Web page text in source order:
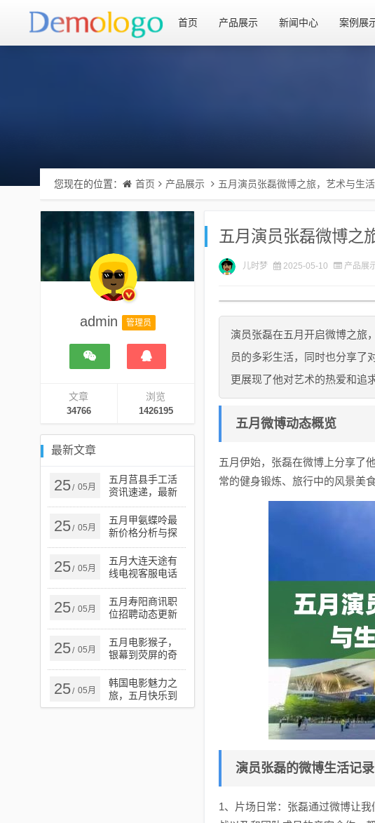
首页 产品展示 新闻中心 案例展
您现在的位置： 首页 产品展示 五月演员张磊微博之旅，艺术与生
admin 管理员
文章
34766
浏览
1426195
最新文章
25/ 05月
五月莒县手工活
资讯速递，最新
资讯概览
25/ 05月
五月甲氨蝶呤最
新价格分析与探
讨
25/ 05月
五月大连天途有
线电视客服电话
服务指南
25/ 05月
五月寿阳商讯职
位招聘动态更新
25/ 05月
五月电影猴子，
银幕到荧屏的奇
幻探秘之旅
25/ 05月
韩国电影魅力之
旅，五月快乐到
死的极致魅力之
五月演员张磊微博之
儿时梦 2025-05-10 产品展
演员张磊在五月开启微博之旅
员的多彩生活，同时也分享了
更展现了他对艺术的热爱和追
五月微博动态概览
五月伊始，张磊在微博上分享了
常的健身锻炼、旅行中的风景美
演员张磊的微博生活记录
1、片场日常：张磊通过微博让